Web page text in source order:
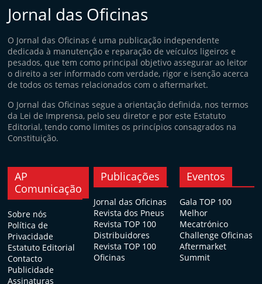
Jornal das Oficinas
O Jornal das Oficinas é uma publicação independente
dedicada à manutenção e reparação de veículos ligeiros e
pesados, que tem como principal objetivo assegurar ao leitor
o direito a ser informado com verdade, rigor e isenção acerca
de todos os temas relacionados com o aftermarket.
O Jornal das Oficinas segue a orientação definida, nos termos
da Lei de Imprensa, pelo seu diretor e por este Estatuto
Editorial, tendo como limites os princípios consagrados na
Constituição.
AP
Comunicação
Sobre nós
Política de
Privacidade
Estatuto Editorial
Contacto
Publicidade
Assinaturas
Publicações
Jornal das Oficinas
Revista dos Pneus
Revista TOP 100
Distribuidores
Revista TOP 100
Oficinas
Eventos
Gala TOP 100
Melhor
Mecatrónico
Challenge Oficinas
Aftermarket
Summit